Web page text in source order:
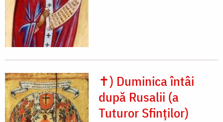
✝) Duminica întâi
după Rusalii (a
Tuturor Sfinților)